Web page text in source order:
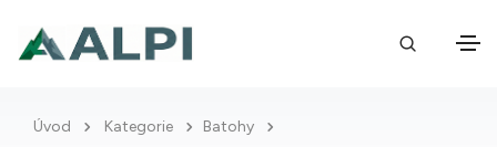
Úvod Kategorie
Batohy